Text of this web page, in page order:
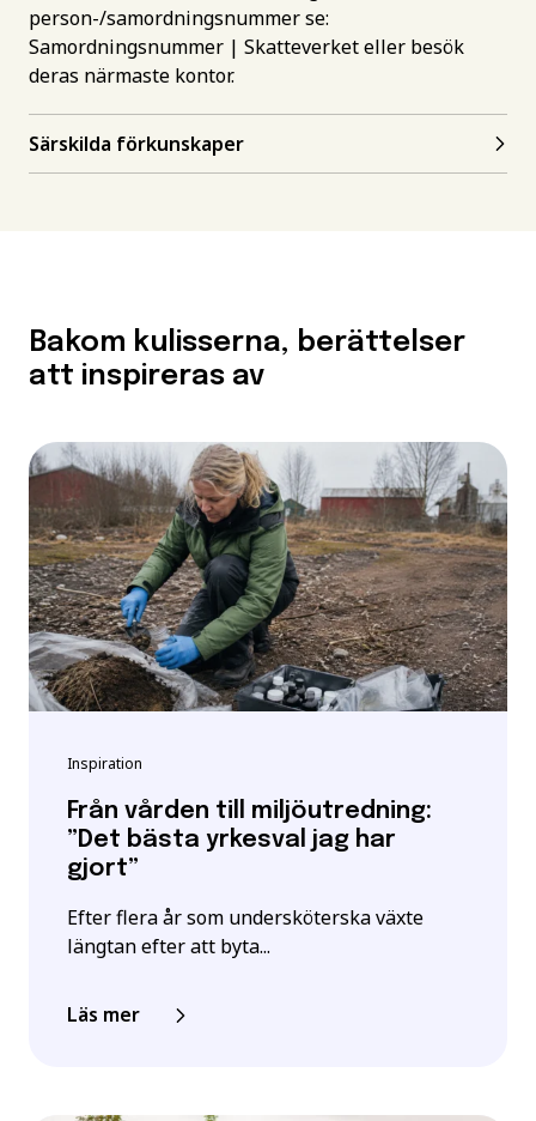
person-/samordningsnummer se:
Samordningsnummer | Skatteverketeller besök
deras närmaste kontor.
Särskilda förkunskaper
Bakom kulisserna, berättelser
att inspireras av
Inspiration
Från vården till miljöutredning:
”Det bästa yrkesval jag har
gjort”
Efter flera år som undersköterska växte
längtan efter att byta...
Läs mer